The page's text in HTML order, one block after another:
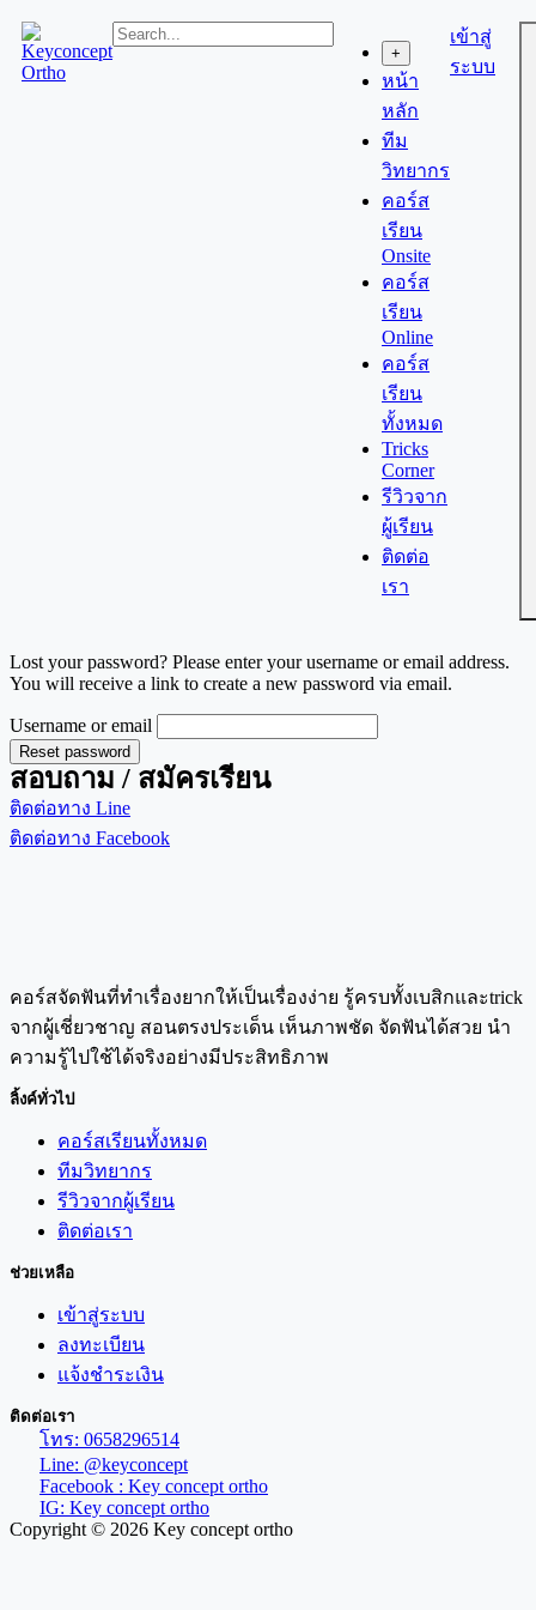
Skip
to
content
+
หน้า
หลัก
ทีม
วิทยากร
คอร์ส
เรียน
Onsite
คอร์ส
เรียน
Online
คอร์ส
เรียน
ทั้งหมด
Tricks
Corner
รีวิวจาก
ผู้เรียน
ติดต่อ
เรา
เข้าสู่
ระบบ
Lost your password? Please enter your username or email address.
You will receive a link to create a new password via email.
Username or email
Reset password
สอบถาม / สมัครเรียน
ติดต่อทาง Line
ติดต่อทาง Facebook
คอร์สจัดฟันที่ทำเรื่องยากให้เป็นเรื่องง่าย รู้ครบทั้งเบสิกและtrick
จากผู้เชี่ยวชาญ สอนตรงประเด็น เห็นภาพชัด จัดฟันได้สวย นำ
ความรู้ไปใช้ได้จริงอย่างมีประสิทธิภาพ
ลิ้งค์ทั่วไป
คอร์สเรียนทั้งหมด
ทีมวิทยากร
รีวิวจากผู้เรียน
ติดต่อเรา
ช่วยเหลือ
เข้าสู่ระบบ
ลงทะเบียน
แจ้งชำระเงิน
ติดต่อเรา
โทร: 0658296514
Line: @keyconcept
Facebook : Key concept ortho
IG: Key concept ortho
Copyright © 2026 Key concept ortho